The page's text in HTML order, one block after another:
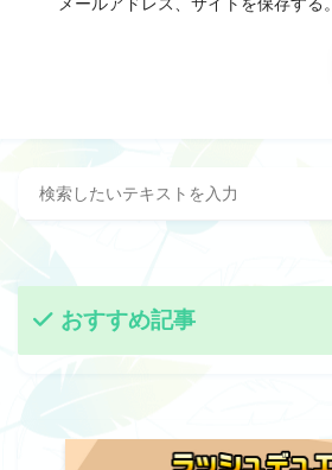
メールアドレス、サイトを保存する。
おすすめ記事